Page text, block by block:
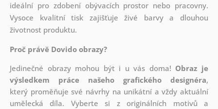
ideální pro zdobení obývacích prostor nebo pracovny.
Vysoce kvalitní tisk zajišťuje živé barvy a dlouhou
životnost produktu.
Proč právě Dovido obrazy?
Jedinečné obrazy mohou být i u vás doma! Obraz je
výsledkem práce našeho grafického designéra,
který proměňuje své návrhy na unikátní a vždy aktuální
umělecká díla. Vyberte si z originálních motivů a